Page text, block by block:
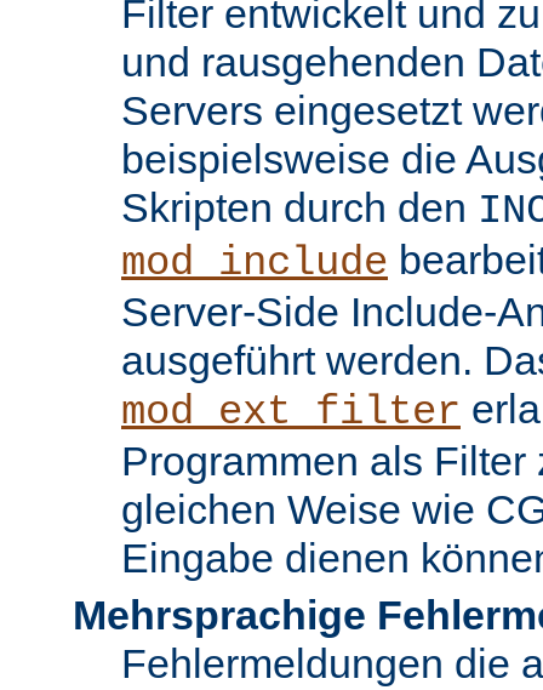
Filter entwickelt und
und rausgehenden
Servers eingesetzt
beispielsweise die
Skripten durch den
mod_include
Server-Side Include-
ausgeführt werden.
mod_ext_filter
Programmen als Filter
gleichen Weise wie
Eingabe dienen
Mehrsprachige
Fehlermeldungen die